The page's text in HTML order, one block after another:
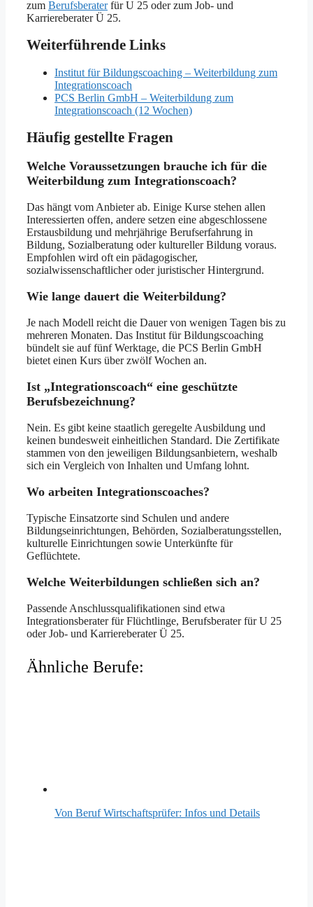
zum Berufsberaterfür U 25 oder zum Job- und
Karriereberater Ü 25.
Weiterführende Links
Institut für Bildungscoaching – Weiterbildung zum
Integrationscoach
PCS Berlin GmbH – Weiterbildung zum
Integrationscoach (12 Wochen)
Häufig gestellte Fragen
Welche Voraussetzungen brauche ich für die
Weiterbildung zum Integrationscoach?
Das hängt vom Anbieter ab. Einige Kurse stehen allen
Interessierten offen, andere setzen eine abgeschlossene
Erstausbildung und mehrjährige Berufserfahrung in
Bildung, Sozialberatung oder kultureller Bildung voraus.
Empfohlen wird oft ein pädagogischer,
sozialwissenschaftlicher oder juristischer Hintergrund.
Wie lange dauert die Weiterbildung?
Je nach Modell reicht die Dauer von wenigen Tagen bis zu
mehreren Monaten. Das Institut für Bildungscoaching
bündelt sie auf fünf Werktage, die PCS Berlin GmbH
bietet einen Kurs über zwölf Wochen an.
Ist „Integrationscoach“ eine geschützte
Berufsbezeichnung?
Nein. Es gibt keine staatlich geregelte Ausbildung und
keinen bundesweit einheitlichen Standard. Die Zertifikate
stammen von den jeweiligen Bildungsanbietern, weshalb
sich ein Vergleich von Inhalten und Umfang lohnt.
Wo arbeiten Integrationscoaches?
Typische Einsatzorte sind Schulen und andere
Bildungseinrichtungen, Behörden, Sozialberatungsstellen,
kulturelle Einrichtungen sowie Unterkünfte für
Geflüchtete.
Welche Weiterbildungen schließen sich an?
Passende Anschlussqualifikationen sind etwa
Integrationsberater für Flüchtlinge, Berufsberater für U 25
oder Job- und Karriereberater Ü 25.
Ähnliche Berufe:
Von Beruf Wirtschaftsprüfer: Infos und Details